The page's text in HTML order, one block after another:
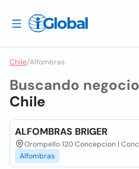
Chile/Alfombras
Buscando
Chile
ALFOMBRAS BRIGER
Orompello 120 Concepcion |
Alfombras